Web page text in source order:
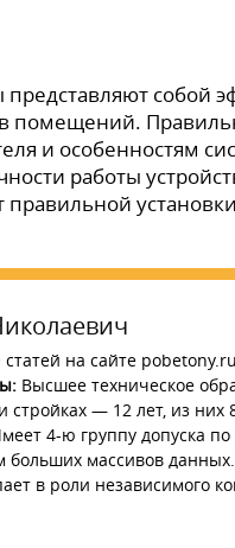
собой
помещений.
и особенностям
работы
на сайте pobetony.ru
Высшее техническое
стройках — 12 лет, из
4-ю группу допуска
больших массивов данных.
в роли независимого